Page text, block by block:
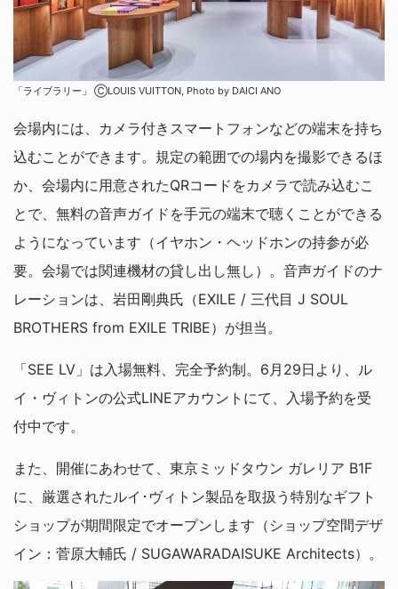
「ライブラリー」 ⒸLOUIS VUITTON, Photo by DAICI ANO
会場内には、カメラ付きスマートフォンなどの端末を持ち
込むことができます。規定の範囲での場内を撮影できるほ
か、会場内に用意されたQRコードをカメラで読み込むこ
とで、無料の音声ガイドを手元の端末で聴くことができる
ようになっています（イヤホン・ヘッドホンの持参が必
要。会場では関連機材の貸し出し無し）。音声ガイドのナ
レーションは、岩田剛典氏（EXILE / 三代目 J SOUL
BROTHERS from EXILE TRIBE）が担当。
「SEE LV」は入場無料、完全予約制。6月29日より、ル
イ・ヴィトンの公式LINEアカウントにて、入場予約を受
付中です。
また、開催にあわせて、東京ミッドタウン ガレリア B1F
に、厳選されたルイ･ヴィトン製品を取扱う特別なギフト
ショップが期間限定でオープンします（ショップ空間デザ
イン：菅原大輔氏 / SUGAWARADAISUKE Architects）。